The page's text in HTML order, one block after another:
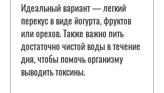
Идеальный вариант — легкий
перекус в виде йогурта, фруктов
или орехов. Также важно пить
достаточно чистой воды в течение
дня, чтобы помочь организму
выводить токсины.